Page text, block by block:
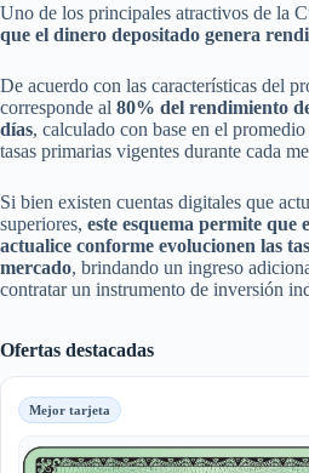
Uno de los principales atractivos de la
que el dinero depositado genera
De acuerdo con las características del
corresponde al 80% del rendimiento
días, calculado con base en el
tasas primarias vigentes durante cada
Si bien existen cuentas digitales que
superiores, este esquema permite que
actualice conforme evolucionen las
mercado, brindando un ingreso
contratar un instrumento de inversión
Ofertas destacadas
Mejor tarjeta